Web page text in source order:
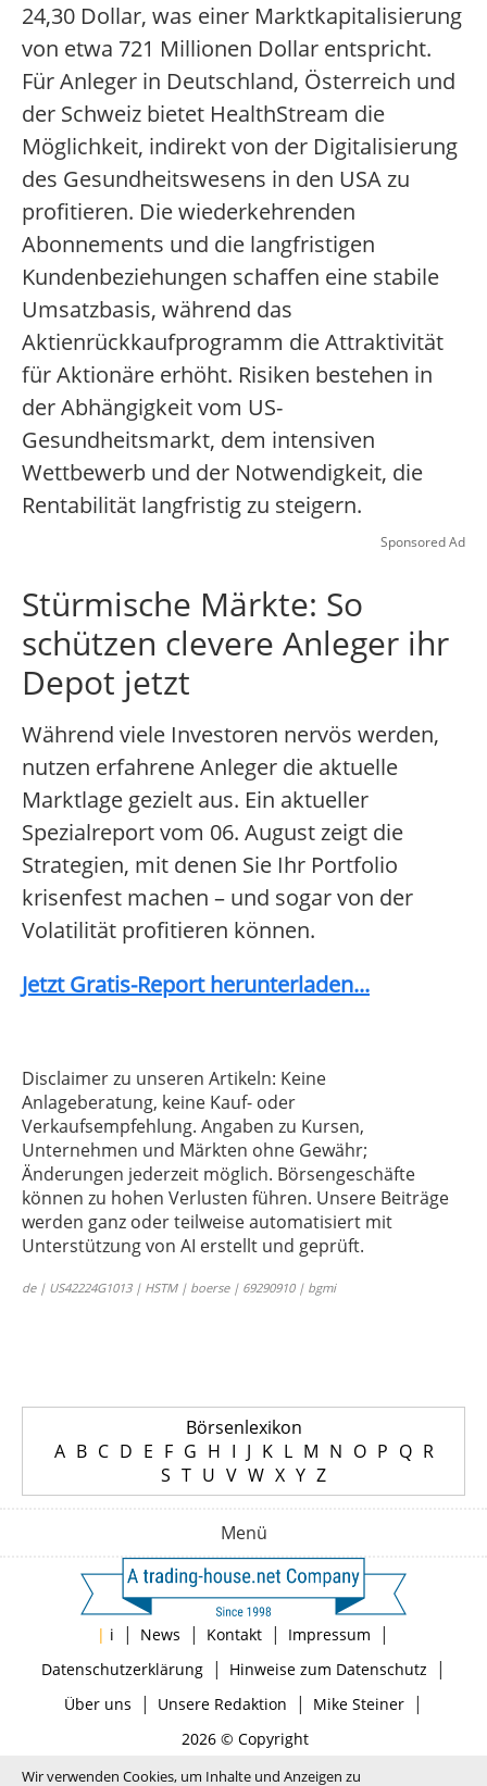
24,30 Dollar, was einer Marktkapitalisierung
von etwa 721 Millionen Dollar entspricht.
Für Anleger in Deutschland, Österreich und
der Schweiz bietet HealthStream die
Möglichkeit, indirekt von der Digitalisierung
des Gesundheitswesens in den USA zu
profitieren. Die wiederkehrenden
Abonnements und die langfristigen
Kundenbeziehungen schaffen eine stabile
Umsatzbasis, während das
Aktienrückkaufprogramm die Attraktivität
für Aktionäre erhöht. Risiken bestehen in
der Abhängigkeit vom US-
Gesundheitsmarkt, dem intensiven
Wettbewerb und der Notwendigkeit, die
Rentabilität langfristig zu steigern.
Sponsored Ad
Stürmische Märkte: So
schützen clevere Anleger ihr
Depot jetzt
Während viele Investoren nervös werden,
nutzen erfahrene Anleger die aktuelle
Marktlage gezielt aus. Ein aktueller
Spezialreport vom 06. August zeigt die
Strategien, mit denen Sie Ihr Portfolio
krisenfest machen – und sogar von der
Volatilität profitieren können.
Jetzt Gratis-Report herunterladen...
Disclaimer zu unseren Artikeln: Keine
Anlageberatung, keine Kauf- oder
Verkaufsempfehlung. Angaben zu Kursen,
Unternehmen und Märkten ohne Gewähr;
Änderungen jederzeit möglich. Börsengeschäfte
können zu hohen Verlusten führen. Unsere Beiträge
werden ganz oder teilweise automatisiert mit
Unterstützung von AI erstellt und geprüft.
de | US42224G1013 | HSTM | boerse | 69290910 | bgmi
Börsenlexikon
A B C D E F G H I J K L M N O P Q R
S T U V W X Y Z
Menü
| i | News | Kontakt | Impressum |
Datenschutzerklärung| Hinweise zum Datenschutz |
Über uns | Unsere Redaktion | Mike Steiner|
2026 © Copyright
Wir verwenden Cookies, um Inhalte und Anzeigen zu